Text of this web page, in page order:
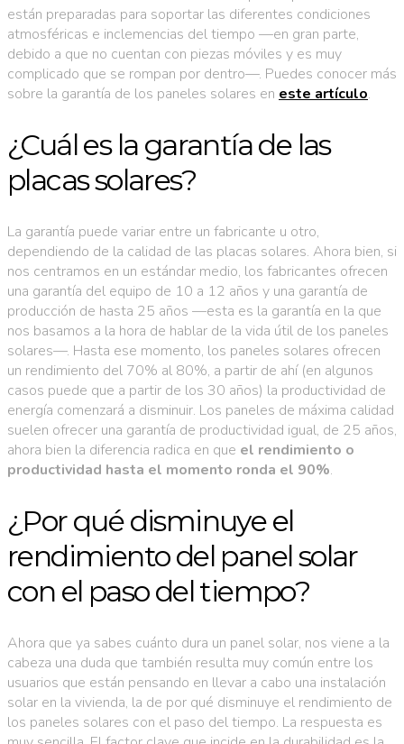
están preparadas para soportar las diferentes condiciones
atmosféricas e inclemencias del tiempo —en gran parte,
debido a que no cuentan con piezas móviles y es muy
complicado que se rompan por dentro—. Puedes conocer más
sobre la garantía de los paneles solares en este artículo.
¿Cuál es la garantía de las
placas solares?
La garantía puede variar entre un fabricante u otro,
dependiendo de la calidad de las placas solares. Ahora bien, si
nos centramos en un estándar medio, los fabricantes ofrecen
una garantía del equipo de 10 a 12 años y una garantía de
producción de hasta 25 años —esta es la garantía en la que
nos basamos a la hora de hablar de la vida útil de los paneles
solares—. Hasta ese momento, los paneles solares ofrecen
un rendimiento del 70% al 80%, a partir de ahí (en algunos
casos puede que a partir de los 30 años) la productividad de
energía comenzará a disminuir. Los paneles de máxima calidad
suelen ofrecer una garantía de productividad igual, de 25 años,
ahora bien la diferencia radica en que el rendimiento o
productividad hasta el momento ronda el 90%.
¿Por qué disminuye el
rendimiento del panel solar
con el paso del tiempo?
Ahora que ya sabes cuánto dura un panel solar, nos viene a la
cabeza una duda que también resulta muy común entre los
usuarios que están pensando en llevar a cabo una instalación
solar en la vivienda, la de por qué disminuye el rendimiento de
los paneles solares con el paso del tiempo. La respuesta es